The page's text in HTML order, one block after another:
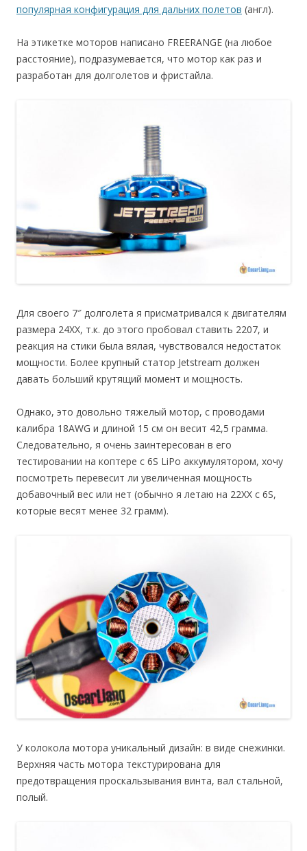
популярная конфигурация для дальних полетов (англ).
На этикетке моторов написано FREERANGE (на любое
расстояние), подразумевается, что мотор как раз и
разработан для долголетов и фристайла.
Для своего 7″ долголета я присматривался к двигателям
размера 24ХХ, т.к. до этого пробовал ставить 2207, и
реакция на стики была вялая, чувствовался недостаток
мощности. Более крупный статор Jetstream должен
давать больший крутящий момент и мощность.
Однако, это довольно тяжелый мотор, с проводами
калибра 18AWG и длиной 15 см он весит 42,5 грамма.
Следовательно, я очень заинтересован в его
тестировании на коптере с 6S LiPo аккумулятором, хочу
посмотреть перевесит ли увеличенная мощность
добавочный вес или нет (обычно я летаю на 22ХХ с 6S,
которые весят менее 32 грамм).
У колокола мотора уникальный дизайн: в виде снежинки.
Верхняя часть мотора текстурирована для
предотвращения проскальзывания винта, вал стальной,
полый.